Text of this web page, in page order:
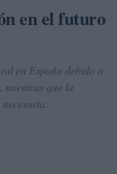
⌕ ×
en el futuro
en España debido a
mientras que la